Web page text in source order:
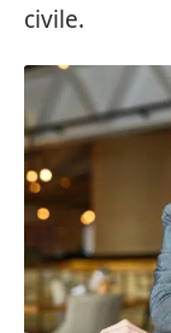
civile.